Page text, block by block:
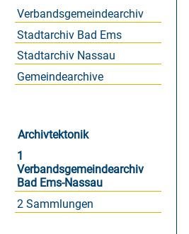
Verbandsgemeindearchiv
Stadtarchiv Bad Ems
Stadtarchiv Nassau
Gemeindearchive
Archivtektonik
1
Verbandsgemeindearchiv
Bad Ems-Nassau
2 Sammlungen